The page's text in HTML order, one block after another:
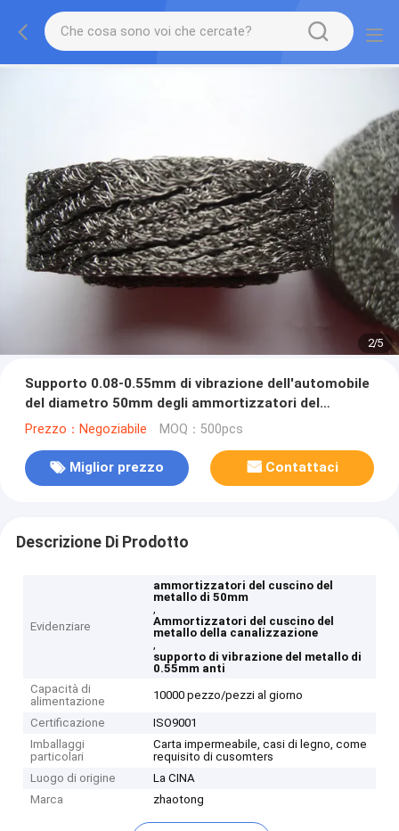
2/5
Supporto 0.08-0.55mm di vibrazione dell'automobile
del diametro 50mm degli ammortizzatori del
cuscino del metallo della canalizzazione anti
Prezzo：Negoziabile MOQ：500pcs
Miglior prezzo Contattaci
Descrizione Di Prodotto
Evidenziare
ammortizzatori del cuscino del
metallo di 50mm
,
Ammortizzatori del cuscino del
metallo della canalizzazione
,
supporto di vibrazione del metallo di
0.55mm anti
Capacità di
alimentazione
10000 pezzo/pezzi al giorno
Certificazione
ISO9001
Imballaggi
particolari
Carta impermeabile, casi di legno, come
requisito di cusomters
Luogo di origine
La CINA
Marca
zhaotong